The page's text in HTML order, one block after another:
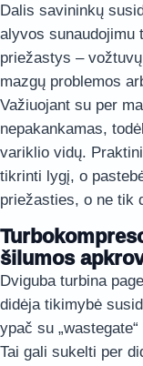
Dalis savininkų
alyvos sunaudojimu
priežastys –
mazgų problemos
Važiuojant su per
nepakankamas,
variklio vidų.
tikrinti lygį, o
priežasties, o ne tik
šilumos
Dviguba turbina
didėja tikimybė
ypač su
Tai gali sukelti per